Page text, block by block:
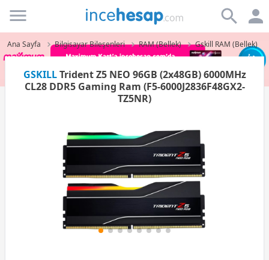
Incehesap
Ana Sayfa Bilgisayar Bileşenleri RAM (Bellek) Gskill RAM (Bellek)
GSKILLTrident Z5 NEO 96GB (2x48GB) 6000MHz
CL28 DDR5 Gaming Ram (F5-6000J2836F48GX2-
TZ5NR)